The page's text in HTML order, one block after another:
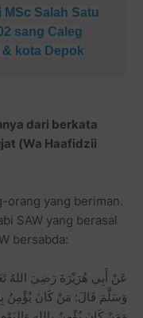
MSc Salah Satu
sang Caleg
kota Depok
dari berkata
(Wa Haafidzii
orang yang beriman.
SAW yang berasal
bersabda:
عَنْ أَبِي هُرَيْرَةَ رَضِيَ اللهُ
وَسَلَّمَ قَالَ: مَنْ كَانَ يُؤْمِنُ